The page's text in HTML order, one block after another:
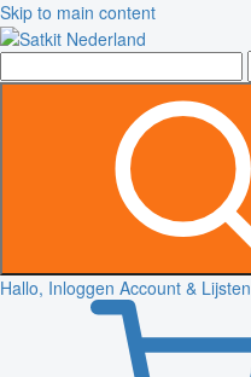
Skip to main content
Hallo, Inloggen Account & Lijsten